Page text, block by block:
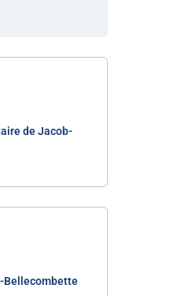
de Jacob-
Bellecombette